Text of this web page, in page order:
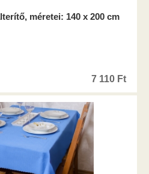
méretei: 140 x 200 cm
7 110 Ft